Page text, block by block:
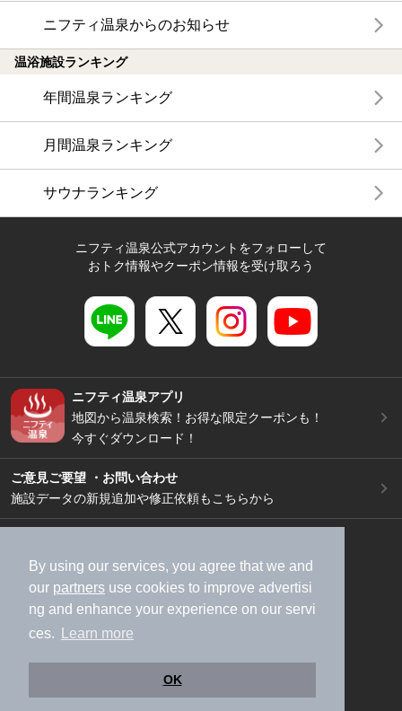
By using our services, you agree that we and
our partners use cookies to improve advertisi
ng and enhance your experience on our servi
ces.
Learn more
OK
ニフティ温泉からのお知らせ
温浴施設ランキング
年間温泉ランキング
月間温泉ランキング
サウナランキング
ニフティ温泉公式アカウントをフォローして
おトク情報やクーポン情報を受け取ろう
ニフティ温泉アプリ
地図から温泉検索！お得な限定クーポンも！
今すぐダウンロード！
ご意見ご要望 ・お問い合わせ
施設データの新規追加や修正依頼もこちらから
加盟店募集（資料請求）
広告出稿のご案内
利用規約
ライフスタイルMEMBERS+規約
特定商取引法に基づく表記
ヘルプ
採用情報
運営会社